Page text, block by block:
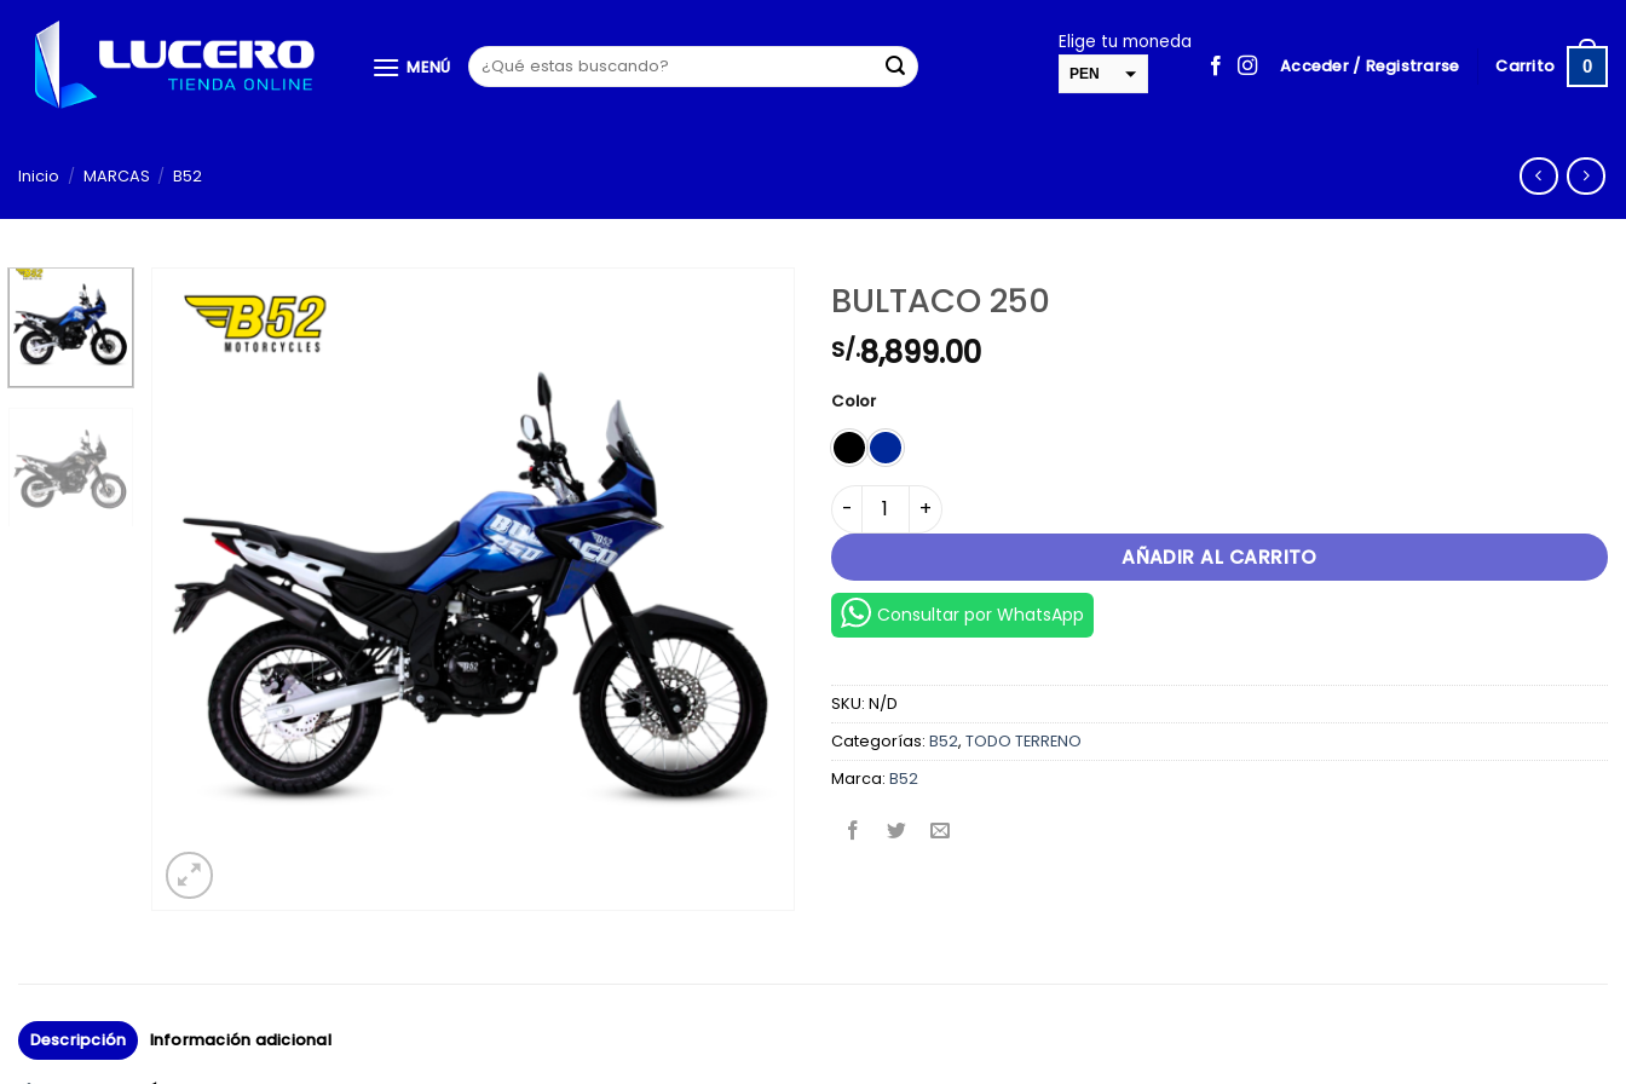
contenido
MENÚ
Buscar
por:
Elige tu moneda
PEN Acceder / Registrarse Carrito 0
Inicio / MARCAS / B52
BULTACO 250
S/.8,899.00
Color
BULTACO 250 cantidad
AÑADIR AL CARRITO
Consultar por WhatsApp
SKU: N/D
Categorías: B52, TODO TERRENO
Marca: B52
Descripción Información adicional